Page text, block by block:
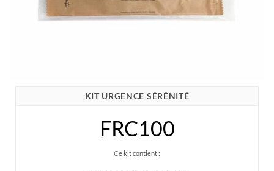
KIT URGENCE SÉRÉNITÉ
FRC100
Ce kit contient :